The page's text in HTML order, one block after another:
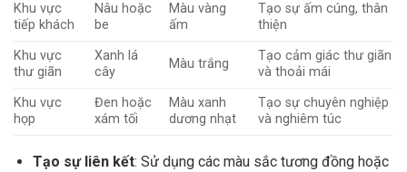
Khu vực
tiếp khách
Nâu hoặc
be
Màu vàng
ấm
Tạo sự ấm cúng, thân
thiện
Khu vực
thư giãn
Xanh lá
cây
Màu trắng
Tạo cảm giác thư giãn
và thoải mái
Khu vực
họp
Đen hoặc
xám tối
Màu xanh
dương nhạt
Tạo sự chuyên nghiệp
và nghiêm túc
Tạo sự liên kết: Sử dụng các màu sắc tương đồng hoặc